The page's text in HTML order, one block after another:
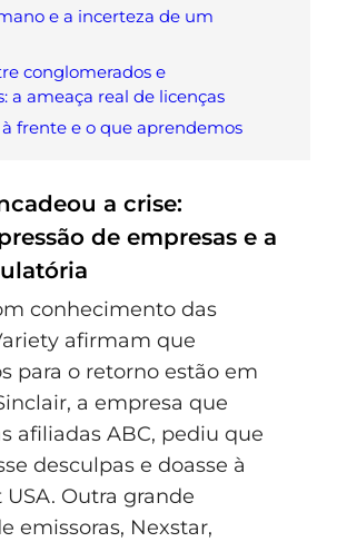
e a incerteza de um
conglomerados e
a ameaça real de licenças
frente e o que aprendemos
a crise:
de empresas e a
conhecimento das
afirmam que
para o retorno estão em
a empresa que
afiliadas ABC, pediu que
desculpas e doasse à
Outra grande
emissoras, Nexstar,